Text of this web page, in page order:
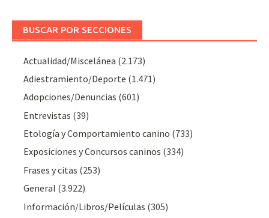
BUSCAR POR SECCIONES
Actualidad/Miscelánea (2.173)
Adiestramiento/Deporte (1.471)
Adopciones/Denuncias (601)
Entrevistas (39)
Etología y Comportamiento canino (733)
Exposiciones y Concursos caninos (334)
Frases y citas (253)
General (3.922)
Información/Libros/Películas (305)